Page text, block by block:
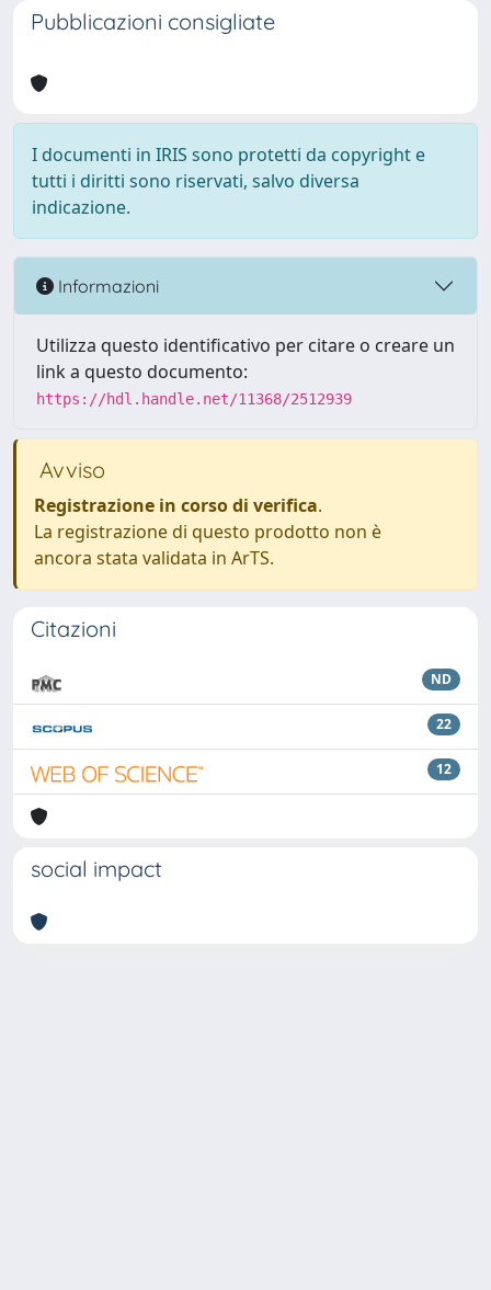
Pubblicazioni consigliate
I documenti in IRIS sono protetti da copyright e
tutti i diritti sono riservati, salvo diversa
indicazione.
Informazioni
Utilizza questo identificativo per citare o creare un
link a questo documento:
https://hdl.handle.net/11368/2512939
Avviso
Registrazione in corso di verifica.
La registrazione di questo prodotto non è
ancora stata validata in ArTS.
Citazioni
ND
22
12
social impact